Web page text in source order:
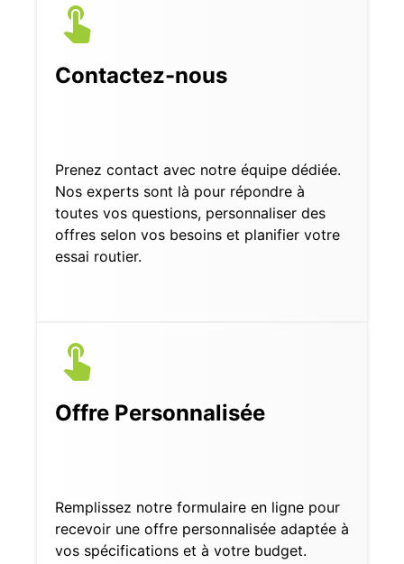
Contactez-nous
Prenez contact avec notre équipe dédiée.
Nos experts sont là pour répondre à
toutes vos questions, personnaliser des
offres selon vos besoins et planifier votre
essai routier.
Offre Personnalisée
Remplissez notre formulaire en ligne pour
recevoir une offre personnalisée adaptée à
vos spécifications et à votre budget.